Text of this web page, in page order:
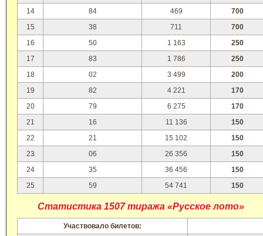
14
84 469
700
15
38 711
700
16
50 1 163
250
17
83 1 786
250
18
02 3 499
200
19
82 4 221
170
20
79 6 275
170
21
16 11 136
150
22
21 15 102
150
23
06 26 356
150
24
35 36 456
150
25
59 54 741 150
Статистика 1507 тиража «Русское лото»
Участвовало билетов: